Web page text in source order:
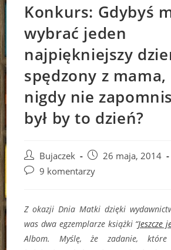
Konkurs: Gdybyś
wybrać jeden
najpiękniejszy
spędzony z
nigdy nie
był by to dzień?
Post
author:
Bujaczek
Post
published:
26 maja, 2014
Post9 komentarzy
Z okazji Dnia Matki dzięki
was dwa egzemplarze książki “Jeszcze
Albom. Myślę, że zadanie, które